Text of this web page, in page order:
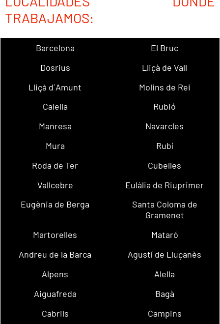
TRABAJAMOS:
Barcelona
El Bruc
Dosrius
Lliçà de Vall
Lliçà d´Amunt
Molins de Rei
Calella
Rubió
Manresa
Navarcles
Mura
Rubí
Roda de Ter
Cubelles
Vallcebre
Eulàlia de Riuprimer
Eugènia de Berga
Santa Coloma de
Gramenet
Martorelles
Mataró
Andreu de la Barca
Agustí de Lluçanès
Alpens
Alella
Aiguafreda
Bagà
Cabrils
Campins